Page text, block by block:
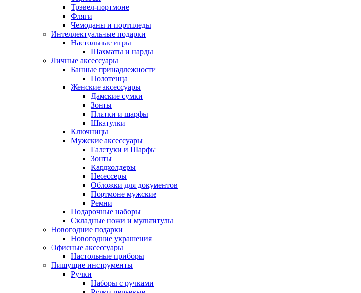
Трэвел-портмоне
Фляги
Чемоданы и портпледы
Интеллектуальные подарки
Настольные игры
Шахматы и нарды
Личные аксессуары
Банные принадлежности
Полотенца
Женские аксессуары
Дамские сумки
Зонты
Платки и шарфы
Шкатулки
Ключницы
Мужские аксессуары
Галстуки и Шарфы
Зонты
Кардхолдеры
Несессеры
Обложки для документов
Портмоне мужские
Ремни
Подарочные наборы
Складные ножи и мультитулы
Новогодние подарки
Новогодние украшения
Офисные аксессуары
Настольные приборы
Пишущие инструменты
Ручки
Наборы с ручками